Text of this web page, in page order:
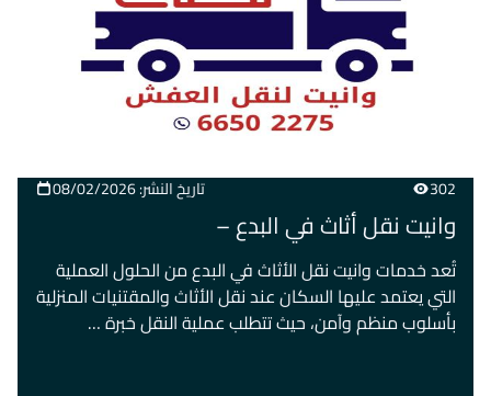
302 تاريخ النشر: 08/02/2026
وانيت نقل أثاث في البدع –
تُعد خدمات وانيت نقل الأثاث في البدع من الحلول العملية
التي يعتمد عليها السكان عند نقل الأثاث والمقتنيات المنزلية
بأسلوب منظم وآمن، حيث تتطلب عملية النقل خبرة …